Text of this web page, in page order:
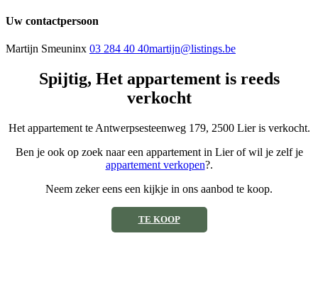
Uw contactpersoon
Martijn Smeuninx 03 284 40 40martijn@listings.be
Spijtig, Het appartement is reeds
verkocht
Het appartement te Antwerpsesteenweg 179, 2500 Lier is verkocht.
Ben je ook op zoek naar een appartement in Lier of wil je zelf je
appartement verkopen?.
Neem zeker eens een kijkje in ons aanbod te koop.
TE KOOP